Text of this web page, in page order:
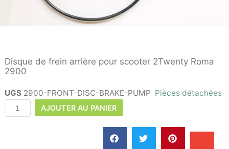
Disque de frein arrière pour scooter 2Twenty Roma
2900
UGS 2900-FRONT-DISC-BRAKE-PUMP Pièces détachées
AJOUTER AU PANIER